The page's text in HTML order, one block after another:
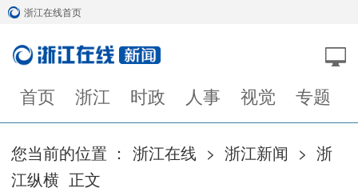
浙江在线首页
首页 浙江 时政 人事 视觉 专题
您当前的位置 ： 浙江在线 > 浙江新闻 > 浙
江纵横 正文